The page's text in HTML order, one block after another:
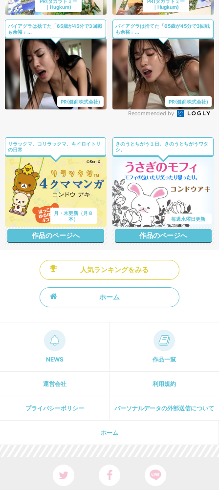
｜Hugkum)
｜Hugkum)
バイアグラは捨てた「65歳が45分で3回戦
も余裕」...
PR(健商株式会社)
バイアグラは捨てた「65歳が45分で3回戦
も余裕」...
PR(健商株式会社)
Recommended by
リラックマ、コリラックマ、キイロイトリ
の日常
月・木更新（月８
本）
作品のページへ
きのうとちがう１日。きのうとちがうワタ
シ。
毎週水曜日更新
作品のページへ
人気ランキングをみる
ホーム
NEWS 作品一覧
運営会社 利用規約
プライパシーポリシー パーソナルデータの外部送信について
ホーム